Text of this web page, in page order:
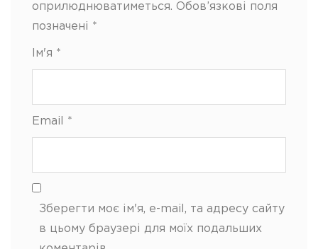
оприлюднюватиметься. Обов’язкові поля
позначені *
Ім'я *
Email *
Зберегти моє ім'я, e-mail, та адресу сайту
в цьому браузері для моїх подальших